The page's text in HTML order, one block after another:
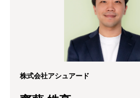
株式会社アシュアード